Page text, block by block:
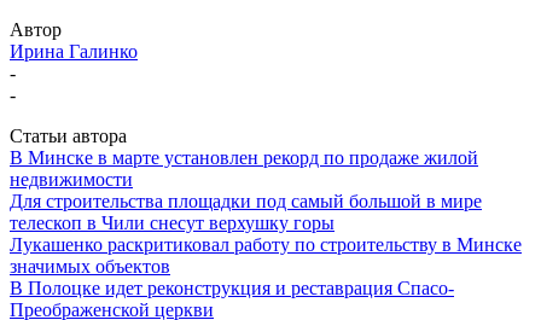
Автор
Ирина Галинко
-
-
Статьи автора
В Минске в марте установлен рекорд по продаже жилой
недвижимости
Для строительства площадки под самый большой в мире
телескоп в Чили снесут верхушку горы
Лукашенко раскритиковал работу по строительству в Минске
значимых объектов
В Полоцке идет реконструкция и реставрация Спасо-
Преображенской церкви